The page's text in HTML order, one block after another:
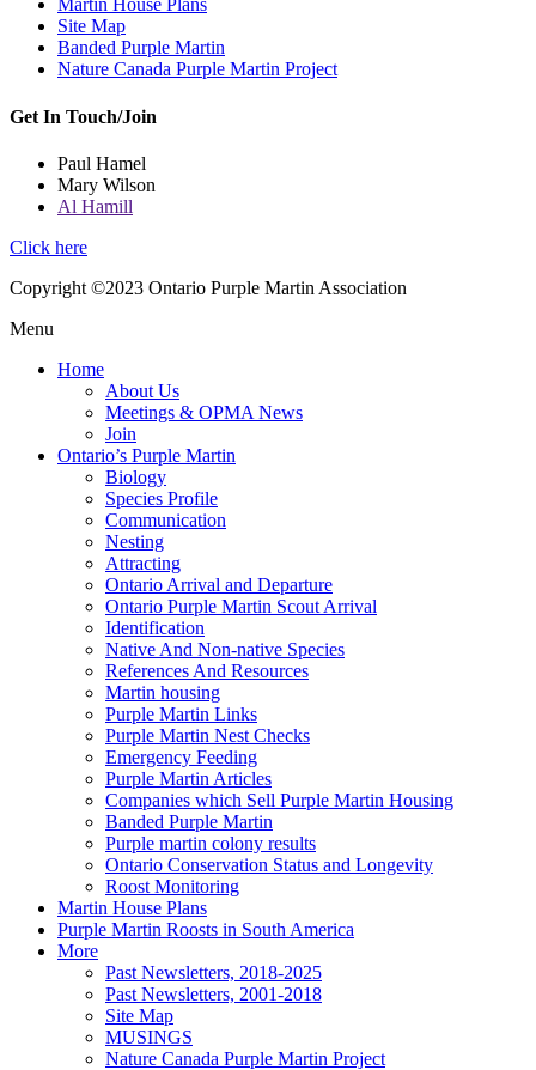
Martin House Plans
Site Map
Banded Purple Martin
Nature Canada Purple Martin Project
Get In Touch/Join
Paul Hamel
Mary Wilson
Al Hamill
Click here
Copyright ©2023 Ontario Purple Martin Association
Menu
Home
About Us
Meetings & OPMA News
Join
Ontario’s Purple Martin
Biology
Species Profile
Communication
Nesting
Attracting
Ontario Arrival and Departure
Ontario Purple Martin Scout Arrival
Identification
Native And Non-native Species
References And Resources
Martin housing
Purple Martin Links
Purple Martin Nest Checks
Emergency Feeding
Purple Martin Articles
Companies which Sell Purple Martin Housing
Banded Purple Martin
Purple martin colony results
Ontario Conservation Status and Longevity
Roost Monitoring
Martin House Plans
Purple Martin Roosts in South America
More
Past Newsletters, 2018-2025
Past Newsletters, 2001-2018
Site Map
MUSINGS
Nature Canada Purple Martin Project